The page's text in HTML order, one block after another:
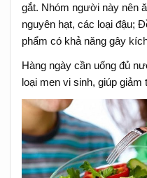
gắt. Nhóm người này nên
nguyên hạt, các loại đậu;
phẩm có khả năng gây
Hàng ngày cần uống đủ
loại men vi sinh, giúp giảm